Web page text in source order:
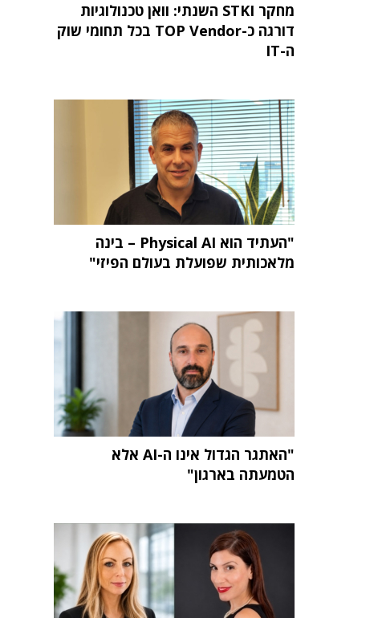
מחקר STKI השנתי: וואן טכנולוגיות
דורגה כ-TOP Vendor בכל תחומי שוק
ה-IT
"העתיד הוא Physical AI – בינה
מלאכותית שפועלת בעולם הפיזי"
"האתגר הגדול אינו ה-AI אלא
הטמעתה בארגון"